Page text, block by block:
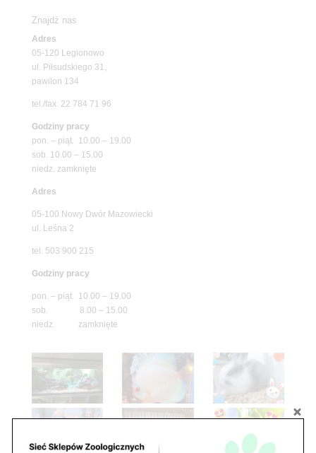
Znajdź nas
Adres
05-120 Legionowo
ul. Piłsudskiego 31,
pawilon 134
tel./fax. 22 784 71 96
Godziny pracy
pon. – piąt. 10.00 – 19.00
sob. 10.00 – 15.00
niedz. zamknięte
Adres
05-100 Nowy Dwór Mazowiecki
ul. Leśna 2
tel. 503 900 215
Godziny pracy
pon. – piąt. 10.00 – 19.00
sob. 8.00 – 15.00
niedz. zamknięte